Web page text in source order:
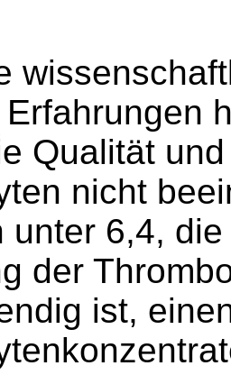
Qualität
nicht
unter 6,4,
der
ist,